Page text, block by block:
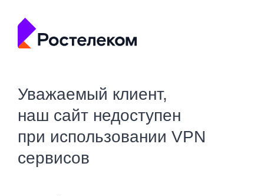
Уважаемый клиент,
наш сайт недоступен
при использовании VPN
сервисов